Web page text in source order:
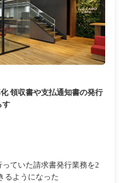
領収書や支払通知書の発行
す
っていた請求書発行業務を2
るようになった